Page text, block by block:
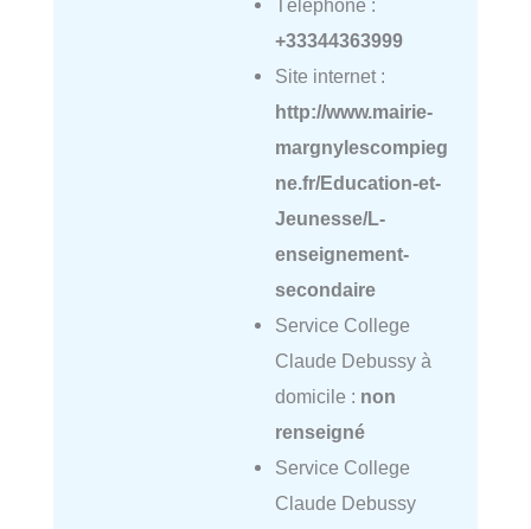
Téléphone :
+33344363999
Site internet :
http://www.mairie-
margnylescompieg
ne.fr/Education-et-
Jeunesse/L-
enseignement-
secondaire
Service College
Claude Debussy à
domicile : non
renseigné
Service College
Claude Debussy